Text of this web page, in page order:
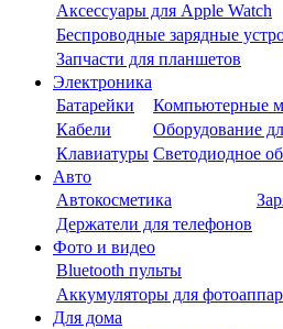
Аксессуары для Apple Watch
Беспроводные зарядные
Запчасти для планшетов
Электроника
Батарейки
Компьютерные
Кабели
Оборудование
Клавиатуры Светодиодное
Авто
Автокосметика
Держатели для телефонов
Фото и видео
Bluetooth пульты
Аккумуляторы для
Для дома